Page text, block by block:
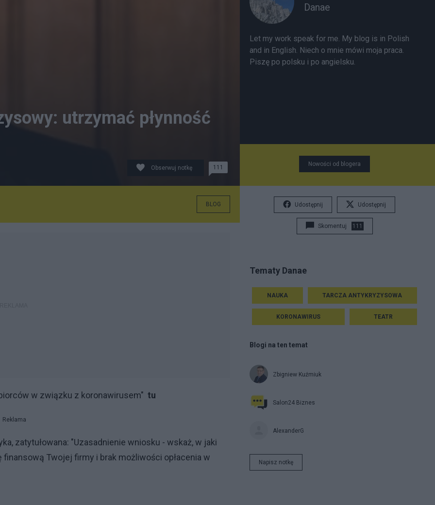
utrzymać płynność
Obserwuj notkę 111
BLOG
w związku z koronawirusem" tu
Reklama
zatytułowana: "Uzasadnienie wniosku - wskaż, w jaki
Twojej firmy i brak możliwości opłacenia w
Danae
Let my work speak for me. My blog is in Polish
and in English. Niech o mnie mówi moja praca.
Piszę po polsku i po angielsku.
Nowości od blogera
Udostępnij Udostępnij
Skomentuj 111
Tematy Danae
NAUKA TARCZA ANTYKRYZYSOWA
KORONAWIRUS TEATR
Blogi na ten temat
Zbigniew Kuźmiuk
Salon24 Biznes
AlexanderG
Napisz notkę